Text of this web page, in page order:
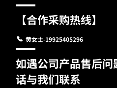
【合作采购热线】
黄女士-19925405296
如遇公司产品售后
话与我们联系